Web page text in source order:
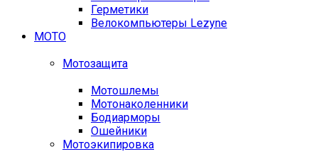
Герметики
Велокомпьютеры Lezyne
МОТО
Мотозащита
Мотошлемы
Мотонаколенники
Бодиарморы
Ошейники
Мотоэкипировка